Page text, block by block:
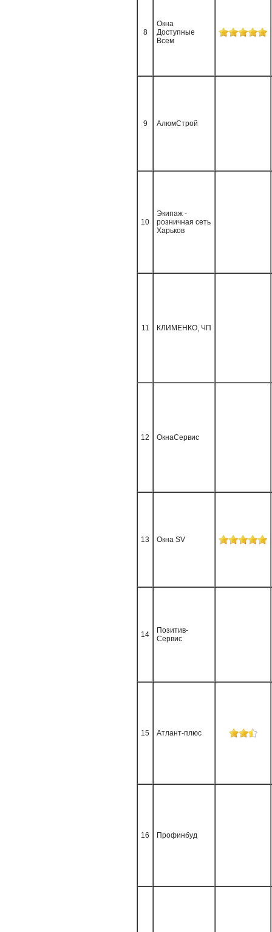
8
Окна
Доступные
Всем
9 АлюмСтрой
10
Экипаж -
розничная сеть
Харьков
11 КЛИМЕНКО, ЧП
12 ОкнаСервис
13 Окна SV
14
Позитив-
Сервис
15 Атлант-плюс
16 Профинбуд